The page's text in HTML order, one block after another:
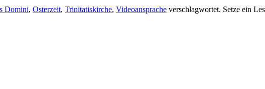
Domini, Osterzeit, Trinitatiskirche, Videoansprache verschlagwortet. Setze ein